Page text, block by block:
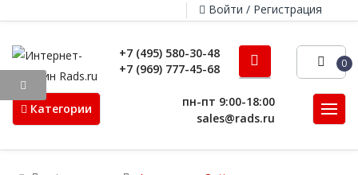
Войти / Регистрация
+7 (495) 580-30-48
+7 (969) 777-45-68
0
Категории
пн-пт 9:00-18:00
sales@rads.ru